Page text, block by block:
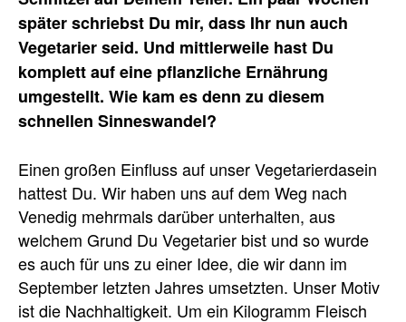
später schriebst Du mir, dass Ihr nun auch
Vegetarier seid. Und mittlerweile hast Du
komplett auf eine pflanzliche Ernährung
umgestellt. Wie kam es denn zu diesem
schnellen Sinneswandel?
Einen großen Einfluss auf unser Vegetarierdasein
hattest Du. Wir haben uns auf dem Weg nach
Venedig mehrmals darüber unterhalten, aus
welchem Grund Du Vegetarier bist und so wurde
es auch für uns zu einer Idee, die wir dann im
September letzten Jahres umsetzten. Unser Motiv
ist die Nachhaltigkeit. Um ein Kilogramm Fleisch